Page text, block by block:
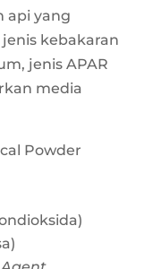
api yang
kebakaran
jenis APAR
media
Powder